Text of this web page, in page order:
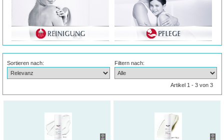
Sortieren nach: Filtern nach:
Artikel 1 - 3 von 3